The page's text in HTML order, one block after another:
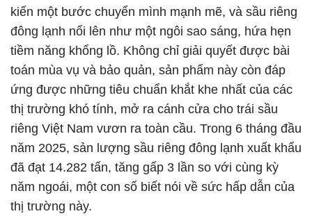
kiến một bước chuyển mình mạnh mẽ, và sầu riêng
đông lạnh nổi lên như một ngôi sao sáng, hứa hẹn
tiềm năng khổng lồ. Không chỉ giải quyết được bài
toán mùa vụ và bảo quản, sản phẩm này còn đáp
ứng được những tiêu chuẩn khắt khe nhất của các
thị trường khó tính, mở ra cánh cửa cho trái sầu
riêng Việt Nam vươn ra toàn cầu. Trong 6 tháng đầu
năm 2025, sản lượng sầu riêng đông lạnh xuất khẩu
đã đạt 14.282 tấn, tăng gấp 3 lần so với cùng kỳ
năm ngoái, một con số biết nói về sức hấp dẫn của
thị trường này.